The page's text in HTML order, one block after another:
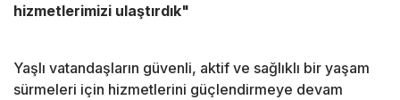
hizmetlerimizi ulaştırdık"
Yaşlı vatandaşların güvenli, aktif ve sağlıklı bir yaşam
sürmeleri için hizmetlerini güçlendirmeye devam